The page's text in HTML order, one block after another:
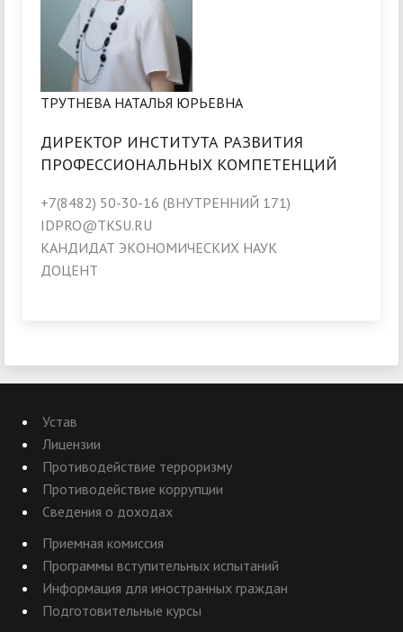
ТРУТНЕВА НАТАЛЬЯ ЮРЬЕВНА
ДИРЕКТОР ИНСТИТУТА РАЗВИТИЯ
ПРОФЕССИОНАЛЬНЫХ КОМПЕТЕНЦИЙ
+7(8482) 50-30-16 (ВНУТРЕННИЙ 171)
IDPRO@TKSU.RU
КАНДИДАТ ЭКОНОМИЧЕСКИХ НАУК
ДОЦЕНТ
Устав
Лицензии
Противодействие терроризму
Противодействие коррупции
Сведения о доходах
Приемная комиссия
Программы вступительных испытаний
Информация для иностранных граждан
Подготовительные курсы